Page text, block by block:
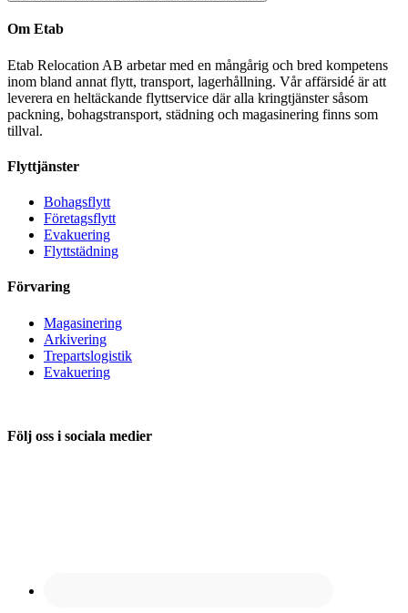
Om Etab
Etab Relocation AB arbetar med en mångårig och bred kompetens
inom bland annat flytt, transport, lagerhållning. Vår affärsidé är att
leverera en heltäckande flyttservice där alla kringtjänster såsom
packning, bohagstransport, städning och magasinering finns som
tillval.
Flyttjänster
Bohagsflytt
Företagsflytt
Evakuering
Flyttstädning
Förvaring
Magasinering
Arkivering
Trepartslogistik
Evakuering
Följ oss i sociala medier